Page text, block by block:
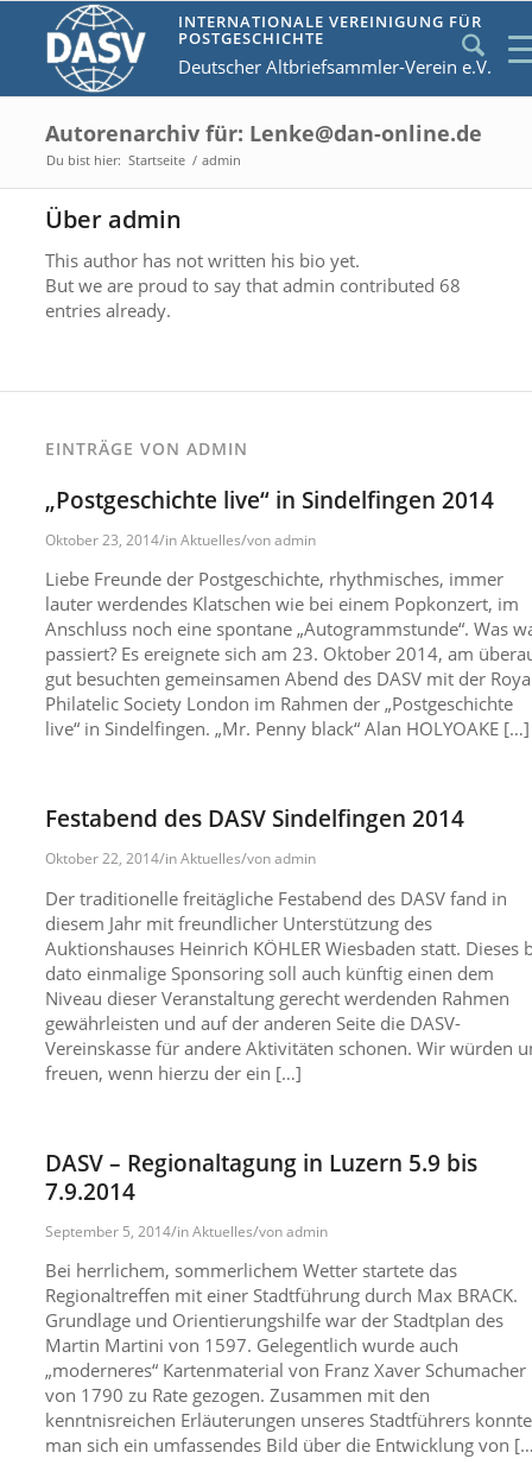
INTERNATIONALE VEREINIGUNG FÜR
POSTGESCHICHTE
Deutscher Altbriefsammler-Verein e.V.
Autorenarchiv für: Lenke@dan-online.de
Du bist hier: Startseite / admin
Über admin
This author has not written his bio yet.
But we are proud to say that admin contributed 68
entries already.
EINTRÄGE VON ADMIN
„Postgeschichte live“ in Sindelfingen 2014
Oktober 23, 2014/inAktuelles/vonadmin
Liebe Freunde der Postgeschichte, rhythmisches, immer
lauter werdendes Klatschen wie bei einem Popkonzert, im
Anschluss noch eine spontane „Autogrammstunde“. Was
passiert? Es ereignete sich am 23. Oktober 2014, am
gut besuchten gemeinsamen Abend des DASV mit der
Philatelic Society London im Rahmen der „Postgeschichte
live“ in Sindelfingen. „Mr. Penny black“ Alan HOLYOAKE […]
Festabend des DASV Sindelfingen 2014
Oktober 22, 2014/inAktuelles/vonadmin
Der traditionelle freitägliche Festabend des DASV fand in
diesem Jahr mit freundlicher Unterstützung des
Auktionshauses Heinrich KÖHLER Wiesbaden statt. Dieses
dato einmalige Sponsoring soll auch künftig einen dem
Niveau dieser Veranstaltung gerecht werdenden Rahmen
gewährleisten und auf der anderen Seite die DASV-
Vereinskasse für andere Aktivitäten schonen. Wir würden
freuen, wenn hierzu der ein […]
DASV – Regionaltagung in Luzern 5.9 bis
7.9.2014
September 5, 2014/inAktuelles/vonadmin
Bei herrlichem, sommerlichem Wetter startete das
Regionaltreffen mit einer Stadtführung durch Max BRACK.
Grundlage und Orientierungshilfe war der Stadtplan des
Martin Martini von 1597. Gelegentlich wurde auch
„moderneres“ Kartenmaterial von Franz Xaver Schumacher
von 1790 zu Rate gezogen. Zusammen mit den
kenntnisreichen Erläuterungen unseres Stadtführers konnte
man sich ein umfassendes Bild über die Entwicklung von